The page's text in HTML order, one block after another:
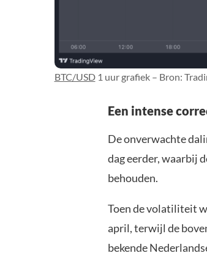
BTC/USD1 uur grafiek – Bron:
Een intense
De onverwachte
dag eerder, waarbij
behouden.
Toen de volatiliteit
april, terwijl de
bekende